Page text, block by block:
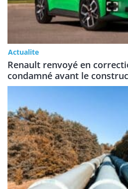
Actualite
Renault renvoyé en
condamné avant le